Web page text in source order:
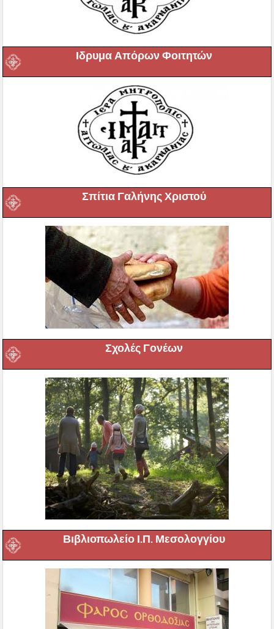
Ιδρυμα Απόρων Φοιτητών
Σπίτια Γαλήνης Χριστού
Σχολές Γονέων
Βιβλιοπωλείο Ι.Π. Μεσολογγίου